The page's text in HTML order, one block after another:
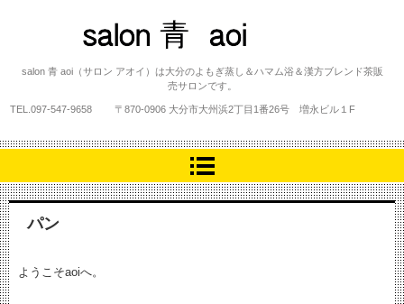
salon 青 aoi
salon 青 aoi（サロン アオイ）は大分のよもぎ蒸し＆ハマム浴＆漢方ブレンド茶販
売サロンです。
TEL. 097-547-9658 〒870-0906 大分市大州浜2丁目1番26号 増永ビル１F
パン
ようこそaoiへ。